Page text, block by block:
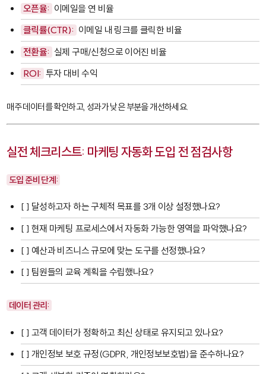
오픈율: 이메일을 연 비율
클릭률(CTR): 이메일 내 링크를 클릭한 비율
전환율: 실제 구매/신청으로 이어진 비율
ROI: 투자 대비 수익
매주 데이터를 확인하고, 성과가 낮은 부분을 개선하세요.
실전 체크리스트: 마케팅 자동화 도입 전 점검사항
도입 준비 단계:
[ ] 달성하고자 하는 구체적 목표를 3개 이상 설정했나요?
[ ] 현재 마케팅 프로세스에서 자동화 가능한 영역을 파악했나요?
[ ] 예산과 비즈니스 규모에 맞는 도구를 선정했나요?
[ ] 팀원들의 교육 계획을 수립했나요?
데이터 관리:
[ ] 고객 데이터가 정확하고 최신 상태로 유지되고 있나요?
[ ] 개인정보 보호 규정(GDPR, 개인정보보호법)을 준수하나요?